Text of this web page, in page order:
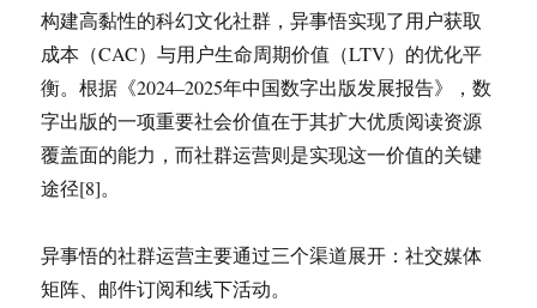
构建高黏性的科幻文化社群，异事悟实现了用户获取
成本（CAC）与用户生命周期价值（LTV）的优化平
衡。根据《2024–2025年中国数字出版发展报告》，数
字出版的一项重要社会价值在于其扩大优质阅读资源
覆盖面的能力，而社群运营则是实现这一价值的关键
途径[8]。
异事悟的社群运营主要通过三个渠道展开：社交媒体
矩阵、邮件订阅和线下活动。